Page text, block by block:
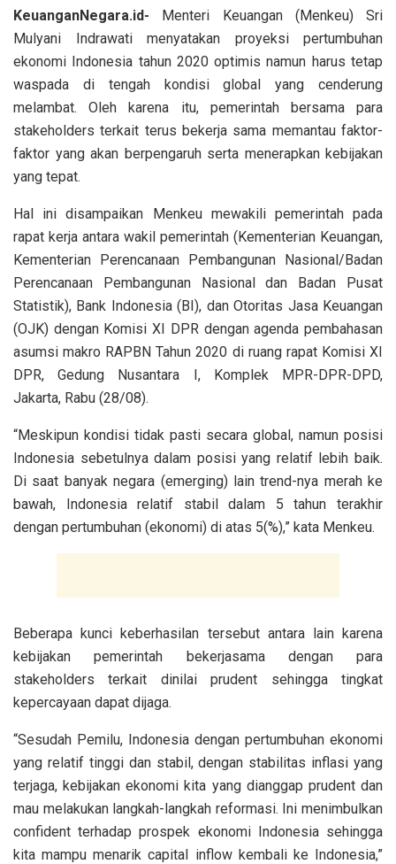
KeuanganNegara.id- Menteri Keuangan (Menkeu) Sri
Mulyani Indrawati menyatakan proyeksi pertumbuhan
ekonomi Indonesia tahun 2020 optimis namun harus tetap
waspada di tengah kondisi global yang cenderung
melambat. Oleh karena itu, pemerintah bersama para
stakeholders terkait terus bekerja sama memantau faktor-
faktor yang akan berpengaruh serta menerapkan kebijakan
yang tepat.
Hal ini disampaikan Menkeu mewakili pemerintah pada
rapat kerja antara wakil pemerintah (Kementerian Keuangan,
Kementerian Perencanaan Pembangunan Nasional/Badan
Perencanaan Pembangunan Nasional dan Badan Pusat
Statistik), Bank Indonesia (BI), dan Otoritas Jasa Keuangan
(OJK) dengan Komisi XI DPR dengan agenda pembahasan
asumsi makro RAPBN Tahun 2020 di ruang rapat Komisi XI
DPR, Gedung Nusantara I, Komplek MPR-DPR-DPD,
Jakarta, Rabu (28/08).
“Meskipun kondisi tidak pasti secara global, namun posisi
Indonesia sebetulnya dalam posisi yang relatif lebih baik.
Di saat banyak negara (emerging) lain trend-nya merah ke
bawah, Indonesia relatif stabil dalam 5 tahun terakhir
dengan pertumbuhan (ekonomi) di atas 5(%),” kata Menkeu.
Beberapa kunci keberhasilan tersebut antara lain karena
kebijakan pemerintah bekerjasama dengan para
stakeholders terkait dinilai prudent sehingga tingkat
kepercayaan dapat dijaga.
“Sesudah Pemilu, Indonesia dengan pertumbuhan ekonomi
yang relatif tinggi dan stabil, dengan stabilitas inflasi yang
terjaga, kebijakan ekonomi kita yang dianggap prudent dan
mau melakukan langkah-langkah reformasi. Ini menimbulkan
confident terhadap prospek ekonomi Indonesia sehingga
kita mampu menarik capital inflow kembali ke Indonesia,”